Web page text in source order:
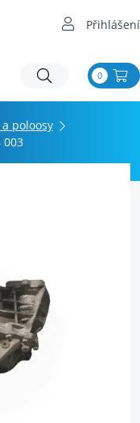
Přihlášení
0
poloosy
003